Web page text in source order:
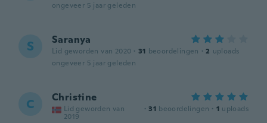
ongeveer 5 jaar geleden
S Saranya
Lid geworden van 2020 · 31 beoordelingen · 2 uploads
ongeveer 5 jaar geleden
C Christine
Lid geworden van
2019
· 31 beoordelingen · 1 uploads